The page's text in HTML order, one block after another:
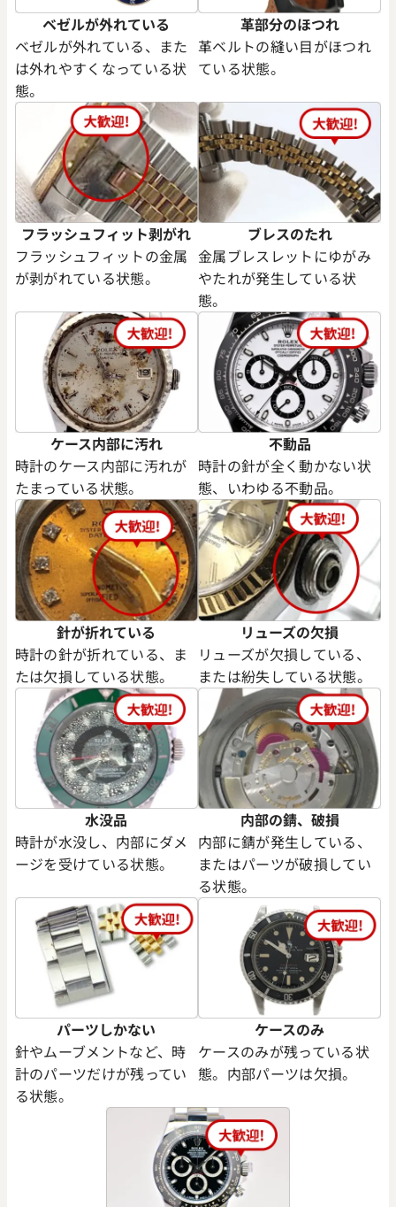
ベゼルが外れている
ベゼルが外れている、また
は外れやすくなっている状
態。
革部分のほつれ
革ベルトの縫い目がほつれ
ている状態。
フラッシュフィット剥がれ
フラッシュフィットの金属
が剥がれている状態。
ブレスのたれ
金属ブレスレットにゆがみ
やたれが発生している状
態。
ケース内部に汚れ
時計のケース内部に汚れが
たまっている状態。
不動品
時計の針が全く動かない状
態、いわゆる不動品。
針が折れている
時計の針が折れている、ま
たは欠損している状態。
リューズの欠損
リューズが欠損している、
または紛失している状態。
水没品
時計が水没し、内部にダメ
ージを受けている状態。
内部の錆、破損
内部に錆が発生している、
またはパーツが破損してい
る状態。
パーツしかない
針やムーブメントなど、時
計のパーツだけが残ってい
る状態。
ケースのみ
ケースのみが残っている状
態。内部パーツは欠損。